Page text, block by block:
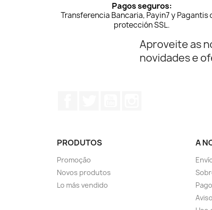
Pagos seguros:
Transferencia Bancaria, Payin7 y Pagantis
protección SSL.
Aproveite as
novidades e
PRODUTOS
Promoção
Novos produtos
Lo más vendido
A